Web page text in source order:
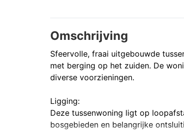
Omschrijving
Sfeervolle, fraai uitgebouwde
met berging op het zuiden. De
diverse voorzieningen.
Ligging:
Deze tussenwoning ligt op
bosgebieden en belangrijke